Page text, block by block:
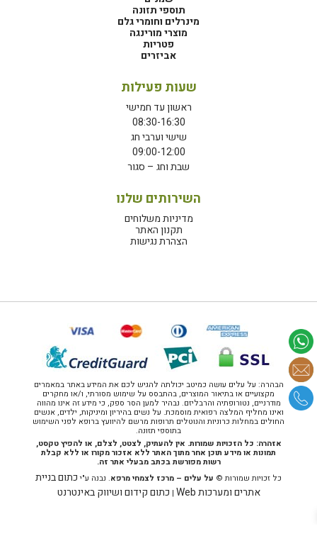
תוספי תזונה
מינרלים וחומרי גלם
מוצרי מורינגה
פטריות
אביזרים
שעות פעילות
ראשון עד חמישי
08:30-16:30
שישי וערבי חג
09:00-12:00
שבת וחג – סגור
השירותים שלנו
מדיניות משלוחים
תקנון האתר
הצהרת נגישות
הבהרה: על עלים עושה כמיטב יכולתה להגיש לכם את המידע באתר במאמרים
מקצועיים או בתיאור המוצרים, בהתבסס על שימוש מסורתי, ו/או מחקרים
מודרניים, נטורופתיה והרבליזם. נבהיר למען הסר ספק, כי מידע זה אינו מהווה
ואינו מחליף המלצה רפואית מוסמכת. על נשים בהיריון ומיניקות, ילדים, אנשים
החולים במחלות כרוניות והנוטלים תרופות מרשם להיוועץ ברופא לפני השימוש
בתוספי תזונה.
אזהרה: כל הזכויות שמורות. אין להעתיק, לצטט, לצלם, או להפיץ טקסט,
תמונות או מידע תוכן אחר מתוך האתר ללא אזכור מקורו או ללא קבלת
רשות מפורשת בכתב מבעלי אתר זה.
כל זכויות שמורות © על עלים – מרכז לצמחי מרפא. נבנה ע"יכתום בניית
אתרים ומערכות Web
| כתום קידום ושיווק באינטרנט